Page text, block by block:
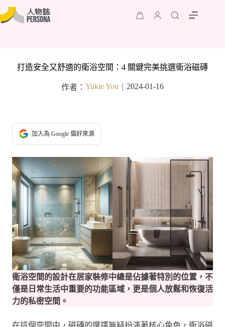
打造安全又舒適的衛浴空間：4 關鍵完美挑選衛浴磁磚
作者： Yukie You 2024-01-16
加入為 Google 偏好來源
衛浴空間的設計在居家裝修中總是佔據著特別的位置，不
僅是日常生活中重要的功能區域，更是個人放鬆和恢復活
力的私密空間。
在這個空間中，磁磚的選擇無疑扮演著核心角色，衛浴磁